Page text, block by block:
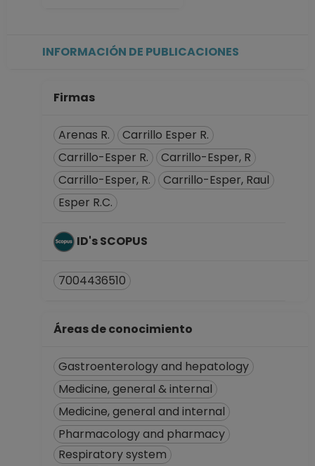
INFORMACIÓN DE PUBLICACIONES
Firmas
Arenas R.
Carrillo Esper R.
Carrillo-Esper R.
Carrillo-Esper, R
Carrillo-Esper, R.
Carrillo-Esper, Raul
Esper R.C.
ID's SCOPUS
7004436510
Áreas de conocimiento
Gastroenterology and hepatology
Medicine, general & internal
Medicine, general and internal
Pharmacology and pharmacy
Respiratory system